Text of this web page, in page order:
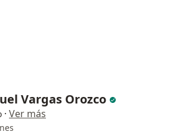
Vargas Orozco
· Ver más